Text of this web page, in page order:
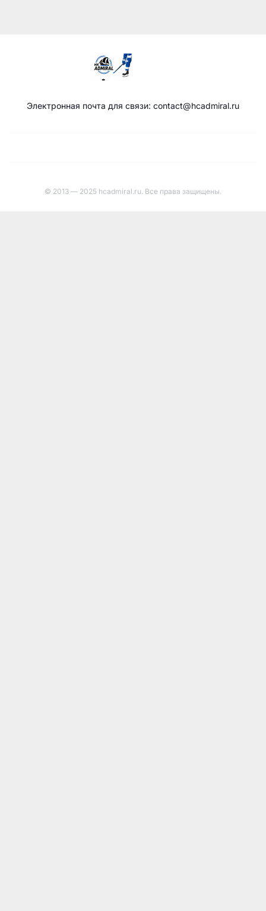
Электронная почта для связи: contact@hcadmiral.ru
© 2013 — 2025 hcadmiral.ru. Все права защищены.